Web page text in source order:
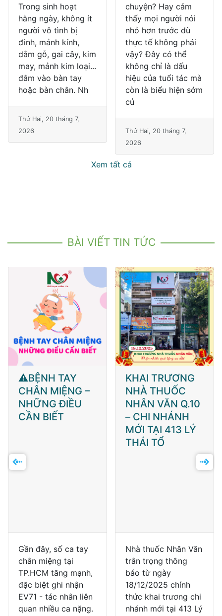
chuyện? Hay cảm
thấy mọi người nói
nhỏ hơn trước dù
thực tế không phải
vậy? Đây có thể
không chỉ là dấu
hiệu của tuổi tác mà
còn là biểu hiện sớm
Thứ Hai, 20 tháng 7,
2026
hướng co lại nhằm
giảm thất thoát
nhiệt. Ngược lại, khi
bước ra môi trường
nóng, mạch máu
giãn ra để tăng tỏa
nhiệt qua da. Sự
thay đổi này là phản
ứng
Thứ Năm, 16 tháng 7,
2026
Xem tất cả
BÀI VIẾT TIN TỨC
KHAI TRƯƠNG
NHÀ THUỐC
NHÂN VĂN Q.10
– CHI NHÁNH
Nhà thuốc Nhân Văn
trân trọng thông
báo từ ngày
18/12/2025 chính
thức khai trương chi
nhánh mới tại 413 Lý
💙 HƯỞNG
ỨNG NGÀY ĐÁI
THÁO ĐƯỜNG
THẾ GIỚI 14/11 -
ĐÁI THÁO
ĐƯỜNG VÀ SỰ
Bệnh đái tháo đường
là một trong những
bệnh mạn tính phổ
biến, đang gia tăng
nhanh và có xu
hướng trẻ hóa trong